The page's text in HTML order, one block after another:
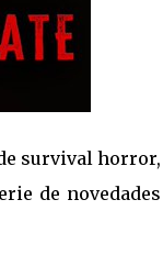
survival horror,
de novedades